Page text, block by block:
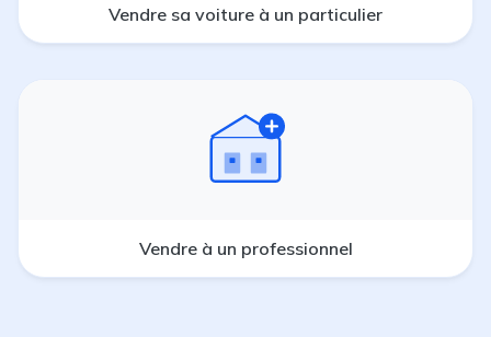
Vendre sa voiture à un particulier
Vendre à un professionnel